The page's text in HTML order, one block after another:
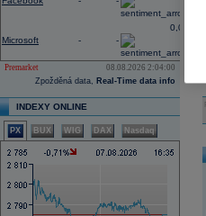
Microsoft - -
0,03
Premarket
08.08.2026 2:04:00
Zpožděná data, Real-Time data info
INDEXY ONLINE
PX BUX WIG DAX Nasdaq